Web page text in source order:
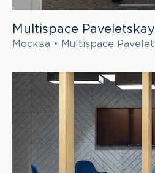
Multispace
Москва • Multispace